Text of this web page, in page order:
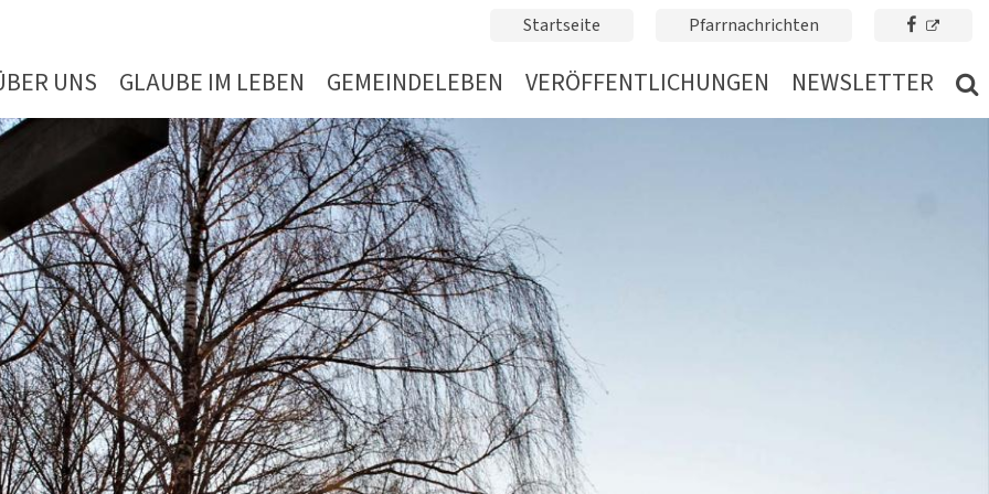
Startseite Pfarrnachrichten
UNS GLAUBE IM LEBEN GEMEINDELEBEN VERÖFFENTLICHUNGEN NEWSLETTER